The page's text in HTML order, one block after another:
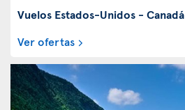
Vuelos Estados-Unidos - Canadá
Ver ofertas